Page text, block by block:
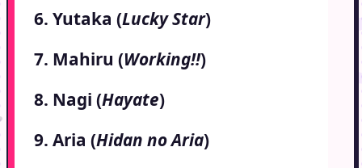
6. Yutaka (Lucky Star)
7. Mahiru (Working!!)
8. Nagi (Hayate)
9. Aria (Hidan no Aria)